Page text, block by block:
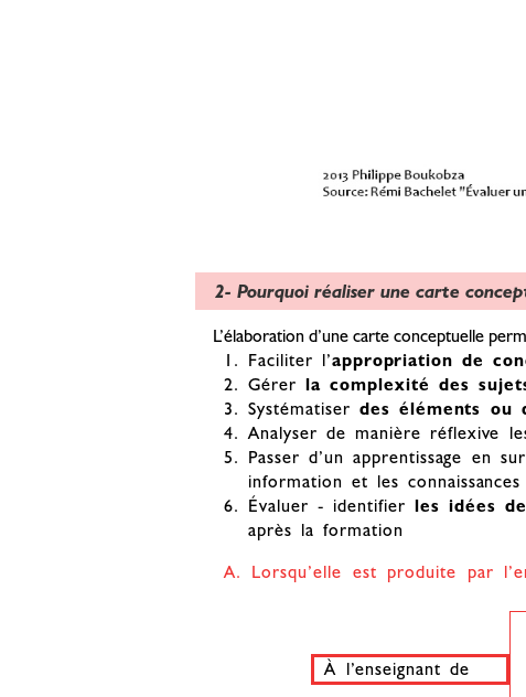
2- Pourquoi réaliser une carte
L’élaboration d’une carte conceptuelle
Faciliter l’appropriation de
Gérer la complexité des
Systématiser des éléments ou
Analyser de manière réflexive
Passer d’un apprentissage en
information et les
Évaluer - identifier les idées
après la formation
A. Lorsqu’elle est produite par
À l’enseignant de